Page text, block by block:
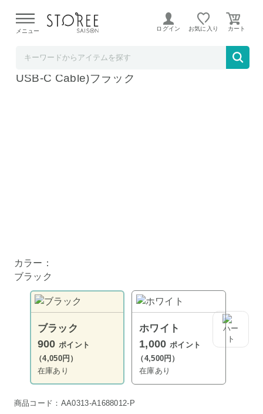
よる配送遅延が発生しております。
メニュー ログイン お気に入り
Anker Zolo Power Bank (10K, 30W, Built-In
USB-C Cable)ブラック
カラー：
ブラック
ブラック
900ポイント
（4,050円）
在庫あり
ホワイト
1,000 ポイント
（4,500円）
在庫あり
商品コード：AA0313-A1688012-P